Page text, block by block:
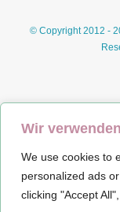
Wir
We use cookies to
personalized ads
clicking "Accept
© Copyright 2012 -